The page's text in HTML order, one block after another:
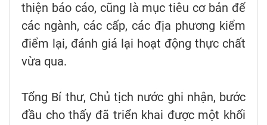
thiện báo cáo, cũng là mục tiêu cơ bản để
các ngành, các cấp, các địa phương kiểm
điểm lại, đánh giá lại hoạt động thực chất
vừa qua.
Tổng Bí thư, Chủ tịch nước ghi nhận, bước
đầu cho thấy đã triển khai được một khối